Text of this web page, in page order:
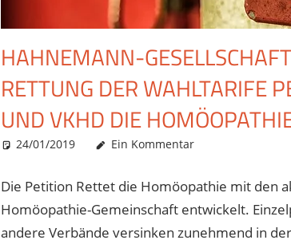
HAHNEMANN-
RETTUNG DER WAHLTARIFE
UND VKHD DIE
24/01/2019 Christian J. Becker
Allgemein
Ein Kommentar
Die Petition Rettet die Homöopathie mit den
Homöopathie-Gemeinschaft entwickelt.
andere Verbände versinken zunehmend in